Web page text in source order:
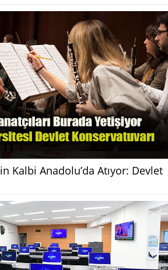
Kalbi Anadolu’da Atıyor: Devlet